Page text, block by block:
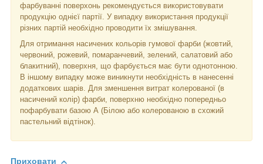
фарбуванні поверхонь рекомендується використовувати
продукцію однієї партії. У випадку використання продукції
різних партій необхідно проводити їх змішування.
Для отримання насичених кольорів гумової фарби (жовтий,
червоний, рожевий, помаранчевий, зелений, салатовий або
блакитний), поверхня, що фарбується має бути однотонною.
В іншому випадку може виникнути необхідність в нанесенні
додаткових шарів. Для зменшення витрат колерованої (в
насичений колір) фарби, поверхню необхідно попередньо
пофарбувати базою А (Білою або колерованою в схожий
пастельний відтінок).
Приховати